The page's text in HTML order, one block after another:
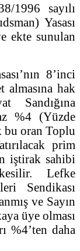
1996 sayılı
Yasası
ekte sunulan
8’inci
almasına hak
Sandığına
%4 (Yüzde
bu oran Toplu
prim
iştirak sahibi
Lefke
Sendikası
ve Sayın
üye olması
%4’ten daha